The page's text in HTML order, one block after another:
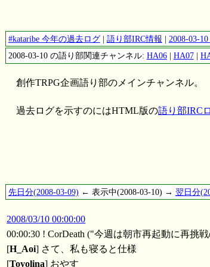
#kataribe 今年の過去ログ| 語り部IRC情報 | 2008-03-
2008-03-10 の語り部関連チャンネル: HA06| HA07|
創作TRPG企画語り部のメインチャンネル。
過去ログを示すのにはHTML版の語り部IRC
先日分(2008-03-09) ← 表示中(2008-03-10) → 翌日分
2008/03/10 00:00:00
00:00:30 ! CorDeath ("今週は朝市再起動に再挑
[H_Aoi] さて、私も寝ると仕様
[Toyolina] おやす